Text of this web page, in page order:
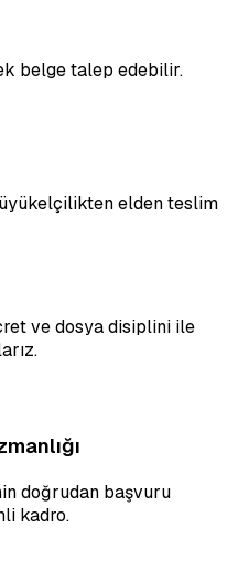
belge talep edebilir.
elden teslim
ve dosya disiplini ile
doğrudan başvuru
kadro.